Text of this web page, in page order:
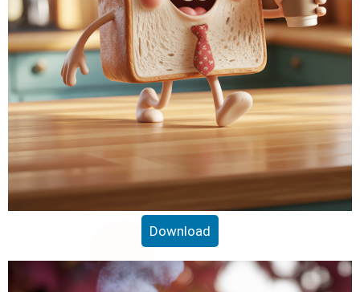
Download